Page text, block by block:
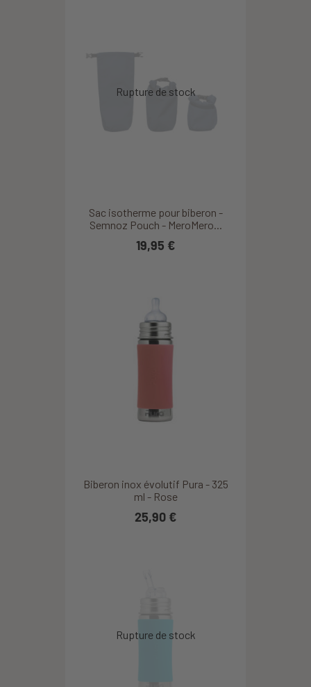
Sac isotherme pour biberon -
Semnoz Pouch - MeroMero...
19,95 €
Biberon inox évolutif Pura - 325
ml - Rose
25,90 €